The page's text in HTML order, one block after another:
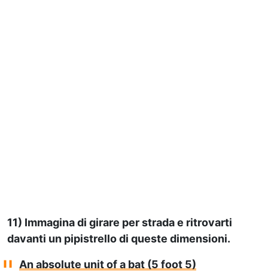
11) Immagina di girare per strada e ritrovarti
davanti un pipistrello di queste dimensioni.
An absolute unit of a bat (5 foot 5)